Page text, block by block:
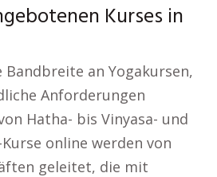
Kurses in
Bandbreite an Yogakursen,
Anforderungen
Hatha- bis Vinyasa- und
Kurse online werden von
geleitet, die mit